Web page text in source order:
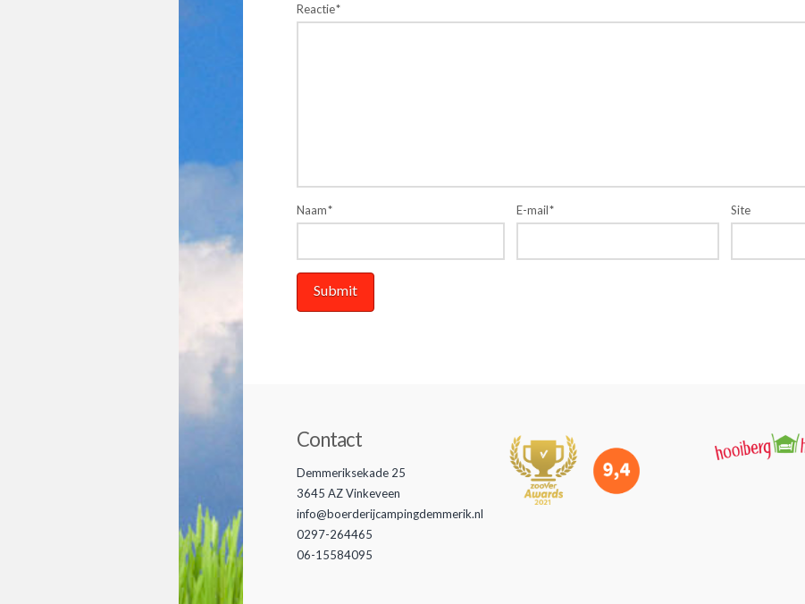
Reactie*
Naam* E-mail* Site
Contact
Demmeriksekade 25
3645 AZ Vinkeveen
info@boerderijcampingdemmerik.nl
0297-264465
06-15584095